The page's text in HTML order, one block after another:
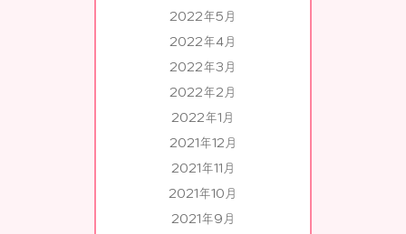
2022年5月
2022年4月
2022年3月
2022年2月
2022年1月
2021年12月
2021年11月
2021年10月
2021年9月